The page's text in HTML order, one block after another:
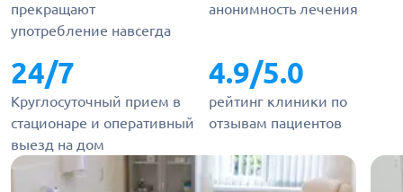
прекращают
употребление навсегда
анонимность лечения
24/7
Круглосуточный прием в
стационаре и оперативный
выезд на дом
4.9/5.0
рейтинг клиники по
отзывам пациентов